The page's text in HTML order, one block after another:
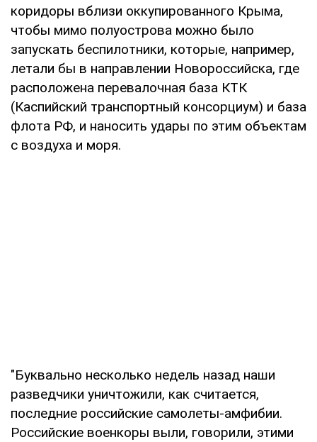
коридоры вблизи оккупированного Крыма,
чтобы мимо полуострова можно было
запускать беспилотники, которые, например,
летали бы в направлении Новороссийска, где
расположена перевалочная база КТК
(Каспийский транспортный консорциум) и база
флота РФ, и наносить удары по этим объектам
с воздуха и моря.
"Буквально несколько недель назад наши
разведчики уничтожили, как считается,
последние российские самолеты-амфибии.
Российские военкоры выли, говорили, этими